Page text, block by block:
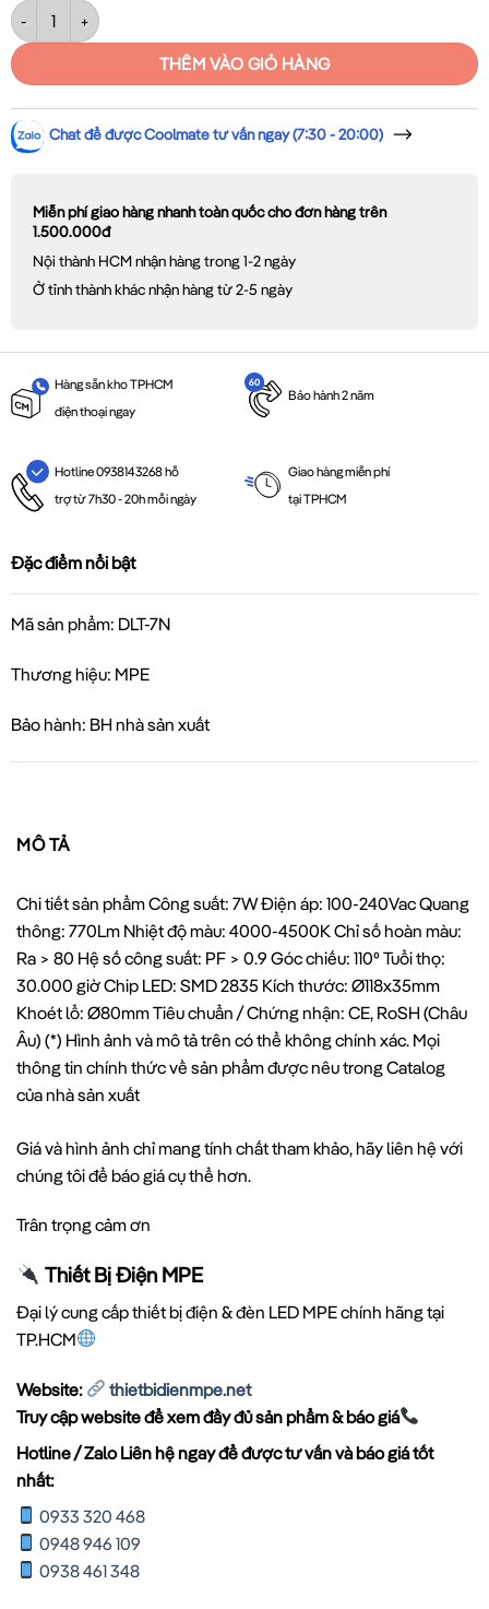
Đèn LED downlight nhôm âm trần viền trắng 7W sáng trung tính MPE
THÊM VÀO GIỎ HÀNG
Chat để được Coolmate tư vấn ngay (7:30 - 20:00)
Miễn phí giao hàng nhanh toàn quốc cho đơn hàng trên
1.500.000đ
Nội thành HCM nhận hàng trong 1-2 ngày
Ở tỉnh thành khác nhận hàng từ 2-5 ngày
Hàng sẵn kho TPHCM
điện thoại ngay
Bảo hành 2 năm
Hotline 0938143268 hỗ
trợ từ 7h30 - 20h mỗi ngày
Giao hàng miễn phí
tại TPHCM
Đặc điểm nổi bật
Mã sản phẩm: DLT-7N
Thương hiệu: MPE
Bảo hành: BH nhà sản xuất
MÔ TẢ
Chi tiết sản phẩm Công suất: 7W Điện áp: 100-240Vac Quang
thông: 770Lm Nhiệt độ màu: 4000-4500K Chỉ số hoàn màu:
Ra > 80 Hệ số công suất: PF > 0.9 Góc chiếu: 110⁰ Tuổi thọ:
30.000 giờ Chip LED: SMD 2835 Kích thước: Ø118x35mm
Khoét lổ: Ø80mm Tiêu chuẩn / Chứng nhận: CE, RoSH (Châu
Âu) (*) Hình ảnh và mô tả trên có thể không chính xác. Mọi
thông tin chính thức về sản phẩm được nêu trong Catalog
của nhà sản xuất
Giá và hình ảnh chỉ mang tính chất tham khảo, hãy liên hệ với
chúng tôi để báo giá cụ thể hơn.
Trân trọng cảm ơn
Thiết Bị Điện MPE
Đại lý cung cấp thiết bị điện & đèn LED MPE chính hãng tại
TP.HCM
Website:
thietbidienmpe.net
Truy cập website để xem đầy đủ sản phẩm & báo giá
Hotline / Zalo Liên hệ ngay để được tư vấn và báo giá tốt
nhất:
0933 320 468
0948 946 109
0938 461 348